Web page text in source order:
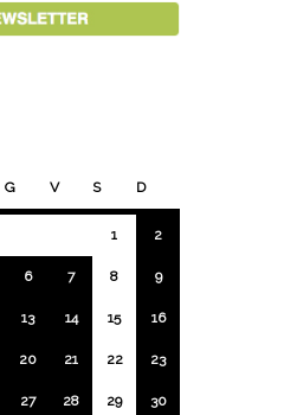
G V S D
1 2
6 7 8 9
13 14 15 16
20 21 22 23
27 28 29 30